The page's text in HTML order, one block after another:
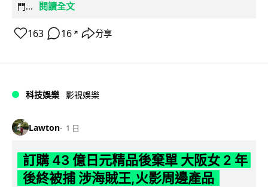
門... 閱讀全文
163 16 ↗ 分享
科技娛樂 影視娛樂
Lawton 1 日
訂購 43 億日元精品後棄單 大阪女 2 年
後終被捕 涉海賊王,火影周邊產品